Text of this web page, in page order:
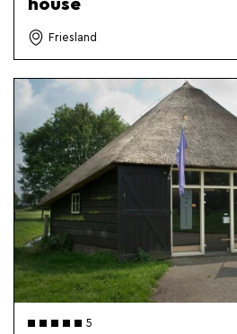
house
Friesland
5